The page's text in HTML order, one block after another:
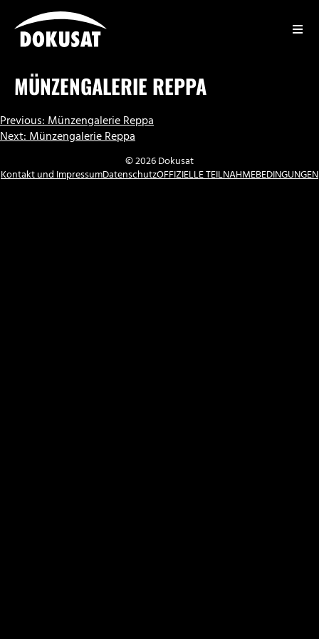
Inhalt
springen
MÜNZENGALERIE REPPA
BEITRAGSNAVIGATION
Previous:Münzengalerie Reppa
Next:Münzengalerie Reppa
© 2026 Dokusat
Kontakt und ImpressumDatenschutzOFFIZIELLE TEILNAHMEBEDINGUNGEN